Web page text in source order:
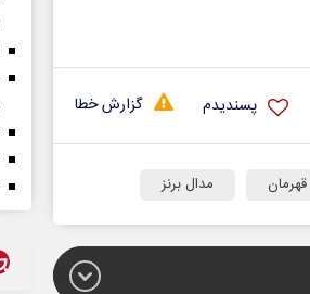
گزارش خطا پسندیدم
قهرمان مدال برنز